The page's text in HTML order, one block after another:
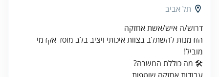
תל אביב
הזדמנות להשתלב בצוות איכותי ויציב בלב מוסד אקדמי
מוביל!